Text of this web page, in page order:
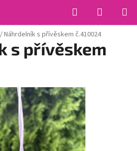
Hledat
KOŠÍK
/Náhrdelník s přívěskem č.410024
s přívěskem